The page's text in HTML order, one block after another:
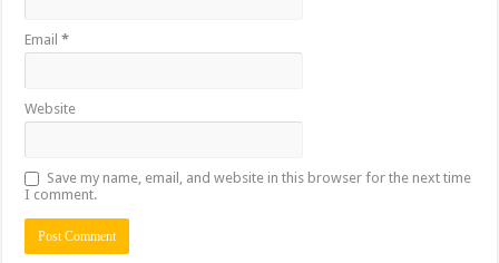
Email*
Website
Save my name, email, and website in this browser for the next time
I comment.